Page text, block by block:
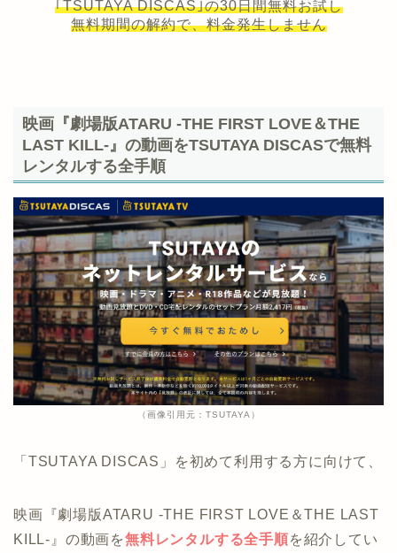
｢TSUTAYA DISCAS｣の30日間無料お試し
無料期間の解約で、料金発生しません
映画『劇場版ATARU ‐THE FIRST LOVE＆THE
LAST KILL‐』の動画をTSUTAYA DISCASで無料
レンタルする全手順
（画像引用元：TSUTAYA）
「TSUTAYA DISCAS」を初めて利用する方に向けて、
映画『劇場版ATARU ‐THE FIRST LOVE＆THE LAST
KILL‐』の動画を無料レンタルする全手順を紹介してい